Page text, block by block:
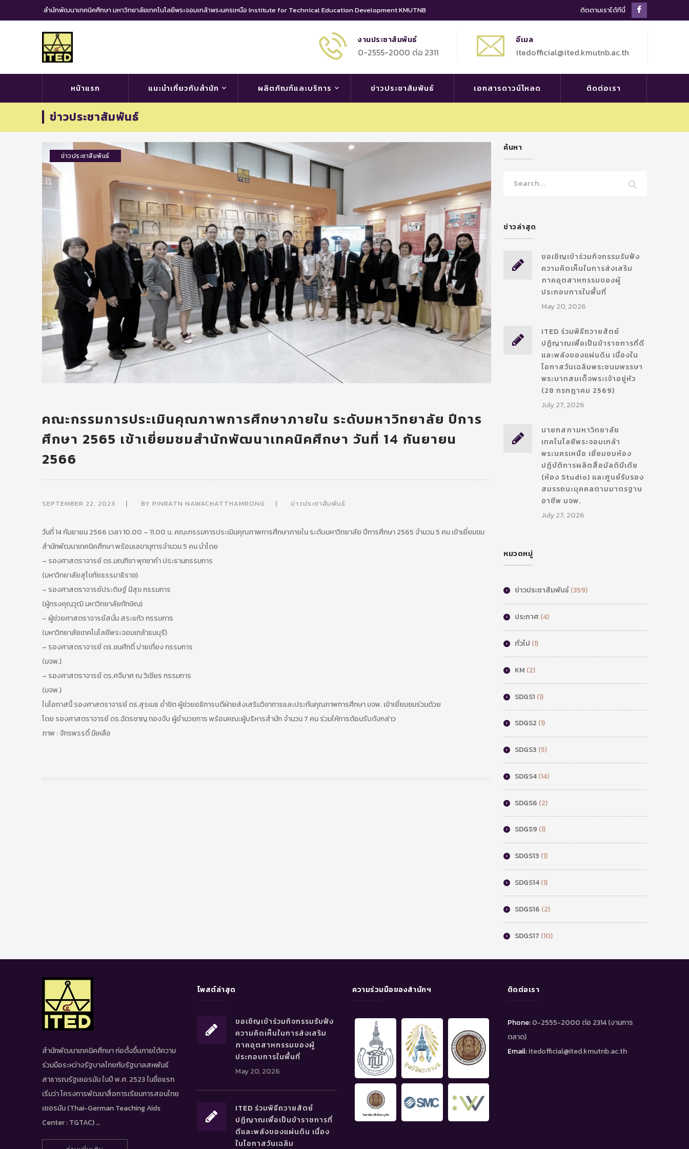
สำนักพัฒนาเทคนิคศึกษา มหาวิทยาลัยเทคโนโลยีพระจอมเกล้าพระนครเหนือ Institute for Technical Education Development KMUTNB ติดตามเราได้ทีนี่
งานประชาสัมพันธ์
0-2555-2000 ต่อ 2311
อีเมล
itedofficial@ited.kmutnb.ac.th
หน้าแรก แนะนำเกี่ยวกับสำนัก ผลิตภัณฑ์และบริการ ข่าวประชาสัมพันธ์ เอกสารดาวน์โหลด ติดต่อเรา
ข่าวประชาสัมพันธ์
ข่าวประชาสัมพันธ์
คณะกรรมการประเมินคุณภาพการศึกษาภายใน ระดับมหาวิทยาลัย ปีการ
ศึกษา 2565 เข้าเยี่ยมชมสำนักพัฒนาเทคนิคศึกษา วันที่ 14 กันยายน
2566
SEPTEMBER 22, 2023 BY PINRATN NAWACHATTHAMRONG ข่าวประชาสัมพันธ์
วันที่ 14 กันยายน 2566 เวลา 10.00 – 11.00 น. คณะกรรมการประเมินคุณภาพการศึกษาภายใน ระดับมหาวิทยาลัย ปีการศึกษา 2565 จำนวน 5 คน เข้าเยี่ยมชม
สำนักพัฒนาเทคนิคศึกษา พร้อมเลขานุการจำนวน 5 คน นำโดย
– รองศาสตราจารย์ ดร.มณฑิชา พุทซาคำ ประธานกรรมการ
(มหาวิทยาลัยสุโขทัยธรรมาธิราช)
– รองศาสตราจารย์ประดิษฐ์ มีสุข กรรมการ
(ผู้ทรงคุณวุฒิ มหาวิทยาลัยทักษิณ)
– ผู้ช่วยศาสตราจารย์สนั่น สระแก้ว กรรมการ
(มหาวิทยาลัยเทคโนโลยีพระจอมเกล้าธนบุรี)
– รองศาสตราจารย์ ดร.ชนศักดิ์ บ่ายเที่ยง กรรมการ
(มจพ.)
– รองศาสตราจารย์ ดร.ศจีมาศ ณ วิเชียร กรรมการ
(มจพ.)
ในโอกาสนี้ รองศาสตราจารย์ ดร.สุรเมธ อ่ำชิต ผู้ช่วยอธิการบดีฝ่ายส่งเสริมวิชาการและประกันคุณภาพการศึกษา มจพ. เข้าเยี่ยมชมร่วมด้วย
โดย รองศาสตราจารย์ ดร.ฉัตรชาญ ทองจับ ผู้อำนวยการ พร้อมคณะผู้บริหารสำนัก จำนวน 7 คน ร่วมให้การต้อนรับดังกล่าว
ภาพ : จักรพรรดิ์ มีเหลือ
ค้นหา
ข่าวล่าสุด
ขอเชิญเข้าร่วมกิจกรรมรับฟัง
ความคิดเห็นในการส่งเสริม
ภาคอุตสาหกรรมของผู้
ประกอบการในพื้นที่
May 20, 2026
ITED ร่วมพิธีถวายสัตย์
ปฏิญาณเพื่อเป็นข้าราชการที่ดี
และพลังของแผ่นดิน เนื่องใน
โอกาสวันเฉลิมพระชนมพรรษา
พระบาทสมเด็จพระเจ้าอยู่หัว
(28 กรกฎาคม 2569)
July 27, 2026
นายกสภามหาวิทยาลัย
เทคโนโลยีพระจอมเกล้า
พระนครเหนือ เยี่ยมชมห้อง
ปฏิบัติการผลิตสื่อมัลติมีเดีย
(ห้อง Studio) และศูนย์รับรอง
สมรรถนะบุคคลตามมาตรฐาน
อาชีพ มจพ.
July 27, 2026
หมวดหมู่
ข่าวประชาสัมพันธ์(359)
ประกาศ (4)
ทั่วไป (1)
KM (2)
SDGS1 (1)
SDGS2 (1)
SDGS3 (5)
SDGS4(14)
SDGS6 (2)
SDGS9 (1)
SDGS13 (1)
SDGS14(1)
SDGS16 (2)
SDGS17 (10)
สำนักพัฒนาเทคนิคศึกษา ก่อตั้งขึ้นภายใต้ความ
ร่วมมือระหว่างรัฐบาลไทยกับรัฐบาลสหพันธ์
สาธารณรัฐเยอรมัน ในปี พ.ศ. 2523 ในชื่อแรก
เริ่มว่า โครงการพัฒนาสื่อการเรียนการสอนไทย
เยอรมัน (Thai-German Teaching Aids
Center : TGTAC) …
โพสต์ล่าสุด
ขอเชิญเข้าร่วมกิจกรรมรับฟัง
ความคิดเห็นในการส่งเสริม
ภาคอุตสาหกรรมของผู้
ประกอบการในพื้นที่
May 20, 2026
ITED ร่วมพิธีถวายสัตย์
ปฏิญาณเพื่อเป็นข้าราชการที่
ดีและพลังของแผ่นดิน เนื่อง
ในโอกาสวันเฉลิม
ความร่วมมือของสำนักฯ ติดต่อเรา
Phone:0-2555-2000 ต่อ 2314 (งานการ
ตลาด)
Email:itedofficial@ited.kmutnb.ac.th